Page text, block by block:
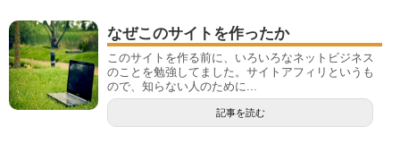
なぜこのサイトを作ったか
このサイトを作る前に、いろいろなネットビジネス
のことを勉強してました。サイトアフィリというも
ので、知らない人のために...
記事を読む